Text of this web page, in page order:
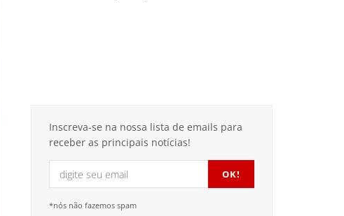
Inscreva-se na nossa lista de emails para
receber as principais notícias!
*nós não fazemos spam